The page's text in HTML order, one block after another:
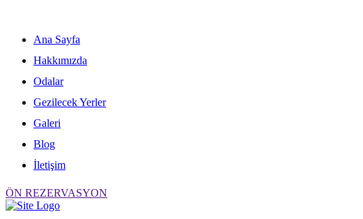
contentAna Sayfa
Hakkımızda
Odalar
Gezilecek Yerler
Galeri
Blog
İletişim
ÖN REZERVASYON